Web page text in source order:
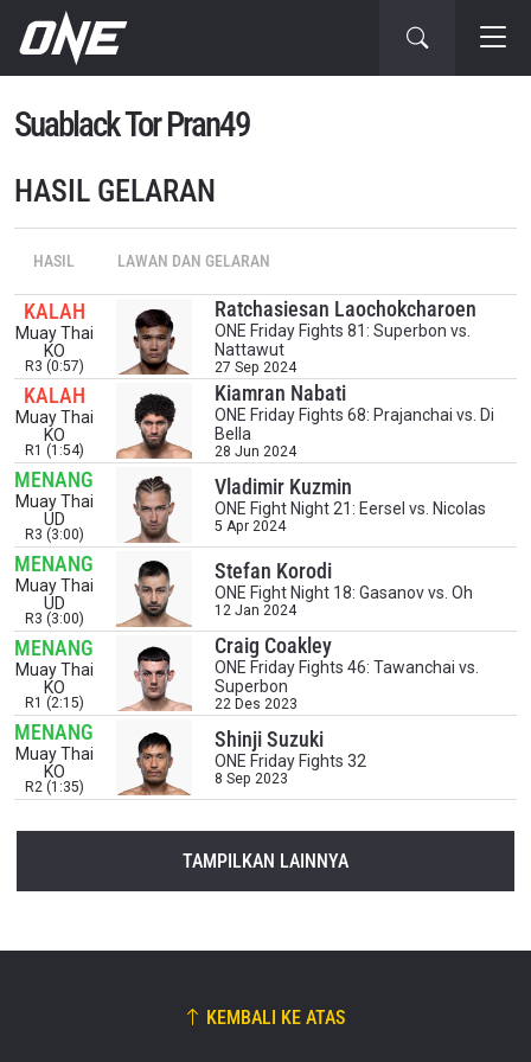
Suablack Tor Pran49
HASIL GELARAN
HASIL LAWAN DAN GELARAN
KALAH
Muay Thai
KO
R3 (0:57)
Ratchasiesan Laochokcharoen
ONE Friday Fights 81: Superbon vs.
Nattawut
27 Sep 2024
KALAH
Muay Thai
KO
R1 (1:54)
Kiamran Nabati
ONE Friday Fights 68: Prajanchai vs. Di
Bella
28 Jun 2024
MENANG
Muay Thai
UD
R3 (3:00)
Vladimir Kuzmin
ONE Fight Night 21: Eersel vs. Nicolas
5 Apr 2024
MENANG
Muay Thai
UD
R3 (3:00)
Stefan Korodi
ONE Fight Night 18: Gasanov vs. Oh
12 Jan 2024
MENANG
Muay Thai
KO
R1 (2:15)
Craig Coakley
ONE Friday Fights 46: Tawanchai vs.
Superbon
22 Des 2023
MENANG
Muay Thai
KO
R2 (1:35)
Shinji Suzuki
ONE Friday Fights 32
8 Sep 2023
TAMPILKAN LAINNYA
KEMBALI KE ATAS
LAWAN
GELARAN
LIHAT SOROTAN TERBAIK
IKUTI PERKEMBANGAN TERBARU
Bawa ONE Championship kemana pun anda pergi!
Daftar sekarang untuk mendapat akses ke berita
terbaru, tawaran spesial, dan akses awal untuk kursi
terbaik di gelaran langsung kami.
EMAIL
NAMA
BERLANGGANAN
Dengan mengirimkan formulir ini, anda menyetujui
membatalkan (unsubscribe) dari jenis komunikasi ini
kapan saja.